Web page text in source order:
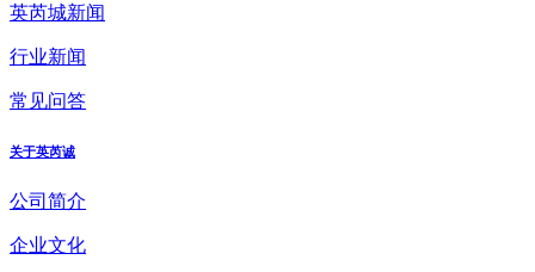
英芮城新闻
行业新闻
常见问答
关于英芮诚
公司简介
企业文化